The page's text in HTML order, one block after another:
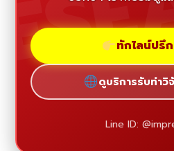
ทักไลน์ปรึ
ดูบริการรับทำวิ
Line ID: